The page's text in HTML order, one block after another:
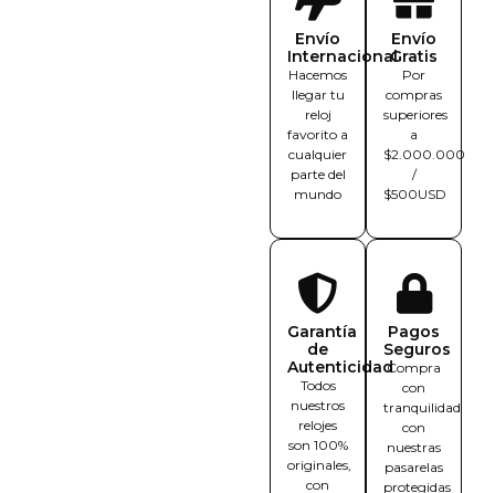
Envío
Internacional
Hacemos
llegar tu
reloj
favorito a
cualquier
parte del
mundo
Envío
Gratis
Por
compras
superiores
a
$2.000.000
/
$500USD
Garantía
de
Autenticidad
Todos
nuestros
relojes
son 100%
originales,
con
Pagos
Seguros
Compra
con
tranquilidad
con
nuestras
pasarelas
protegidas